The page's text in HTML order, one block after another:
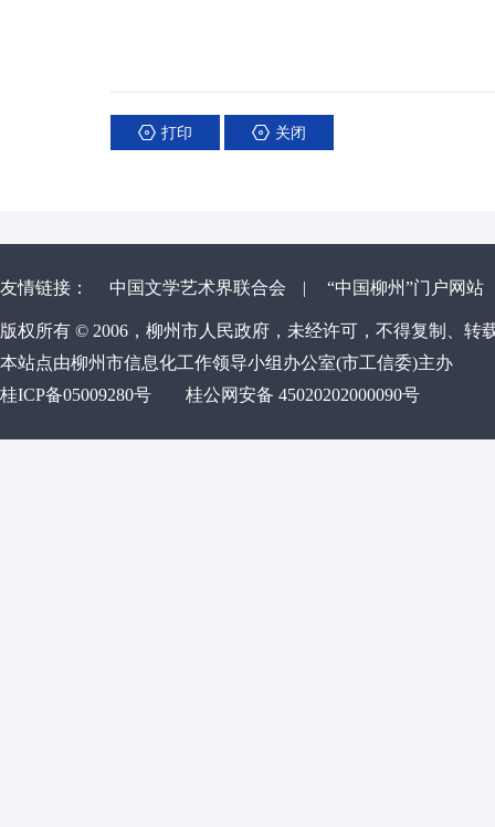
打印 关闭
友情链接： 中国文学艺术界联合会 | “中国柳州”门户网站
版权所有 © 2006，柳州市人民政府，未经许可，不得复制、转
本站点由柳州市信息化工作领导小组办公室(市工信委)主办
桂ICP备05009280号
桂公网安备 45020202000090号